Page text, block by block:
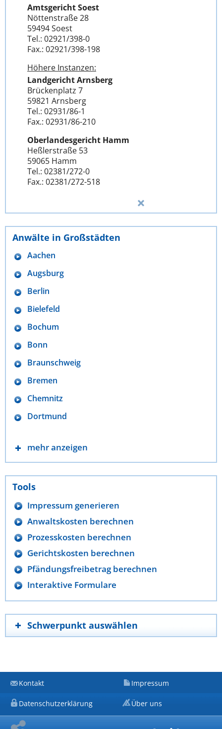
Amtsgericht Soest
Nöttenstraße 28
59494 Soest
Tel.: 02921/398-0
Fax.: 02921/398-198
Höhere Instanzen:
Landgericht Arnsberg
Brückenplatz 7
59821 Arnsberg
Tel.: 02931/86-1
Fax.: 02931/86-210
Oberlandesgericht Hamm
Heßlerstraße 53
59065 Hamm
Tel.: 02381/272-0
Fax.: 02381/272-518
Anwälte in Großstädten
Aachen
Augsburg
Berlin
Bielefeld
Bochum
Bonn
Braunschweig
Bremen
Chemnitz
Dortmund
mehr anzeigen
Tools
Impressum generieren
Anwaltskosten berechnen
Prozesskosten berechnen
Gerichtskosten berechnen
Pfändungsfreibetrag berechnen
Interaktive Formulare
Schwerpunkt auswählen
Kontakt Impressum
Datenschutzerklärung Über uns